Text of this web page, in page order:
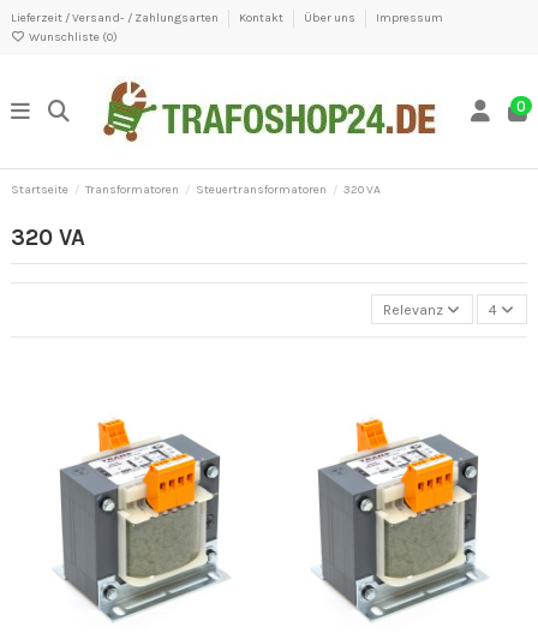
Lieferzeit / Versand- / Zahlungsarten Kontakt Über uns
Impressum
Wunschliste (0)
0
Startseite Transformatoren Steuertransformatoren 320 VA
320 VA
Relevanz 4